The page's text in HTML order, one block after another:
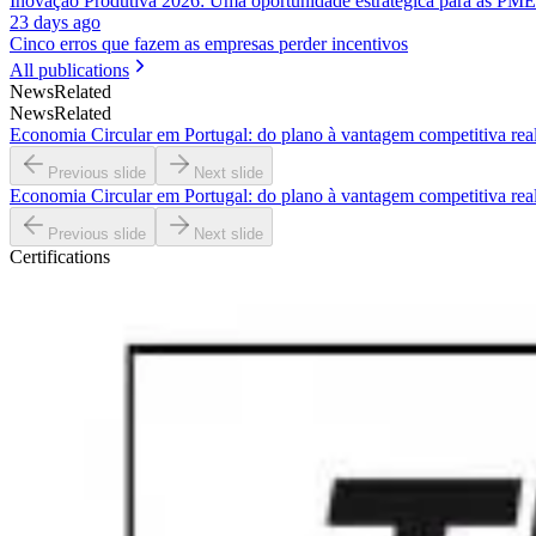
23 days ago
Cinco erros que fazem as empresas perder incentivos
All publications
NewsRelated
NewsRelated
Economia Circular em Portugal: do plano à vantagem competitiva
Previous slide Next slide
Economia Circular em Portugal: do plano à vantagem competitiva
Previous slide Next slide
Certifications